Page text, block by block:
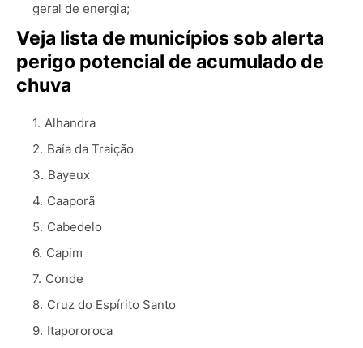
geral de energia;
Veja lista de municípios sob alerta
perigo potencial de acumulado de
chuva
Alhandra
Baía da Traição
Bayeux
Caaporã
Cabedelo
Capim
Conde
Cruz do Espírito Santo
Itapororoca